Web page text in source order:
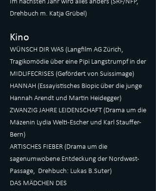
Im nächsten Jahr wird alles anders (SRF/NFP,
Drehbuch m. Katja Grübel)
Kino
WÜNSCH DIR WAS (Langfilm AG Zürich,
Tragikomödie über eine Pipi Langstrumpf in der
MIDLIFECRISES (Gefördert von Suissimage)
HANNAH (Essayistisches Biopic über die junge
Hannah Arendt und Martin Heidegger)
ZWANZIG JAHRE LEIDENSCHAFT (Drama um die
Mäzenin Lydia Welti-Escher und Karl Stauffer-
Bern)
ARTISCHES FIEBER (Drama um die
sagenumwobene Entdeckung der Nordwest-
Passage, Drehbuch: Lukas B.Suter)
DAS MÄDCHEN DES